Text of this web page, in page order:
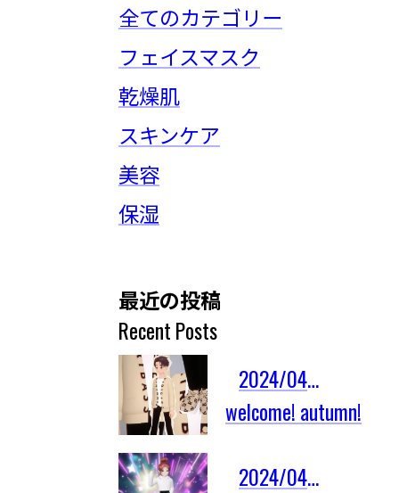
全てのカテゴリー
フェイスマスク
乾燥肌
スキンケア
美容
保湿
最近の投稿
Recent Posts
2024/04/03
welcome! autumn!
2024/04/03